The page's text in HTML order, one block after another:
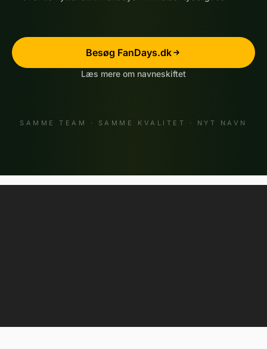
Besøg FanDays.dk
Læs mere om navneskiftet
SAMME TEAM · SAMME KVALITET · NYT NAVN